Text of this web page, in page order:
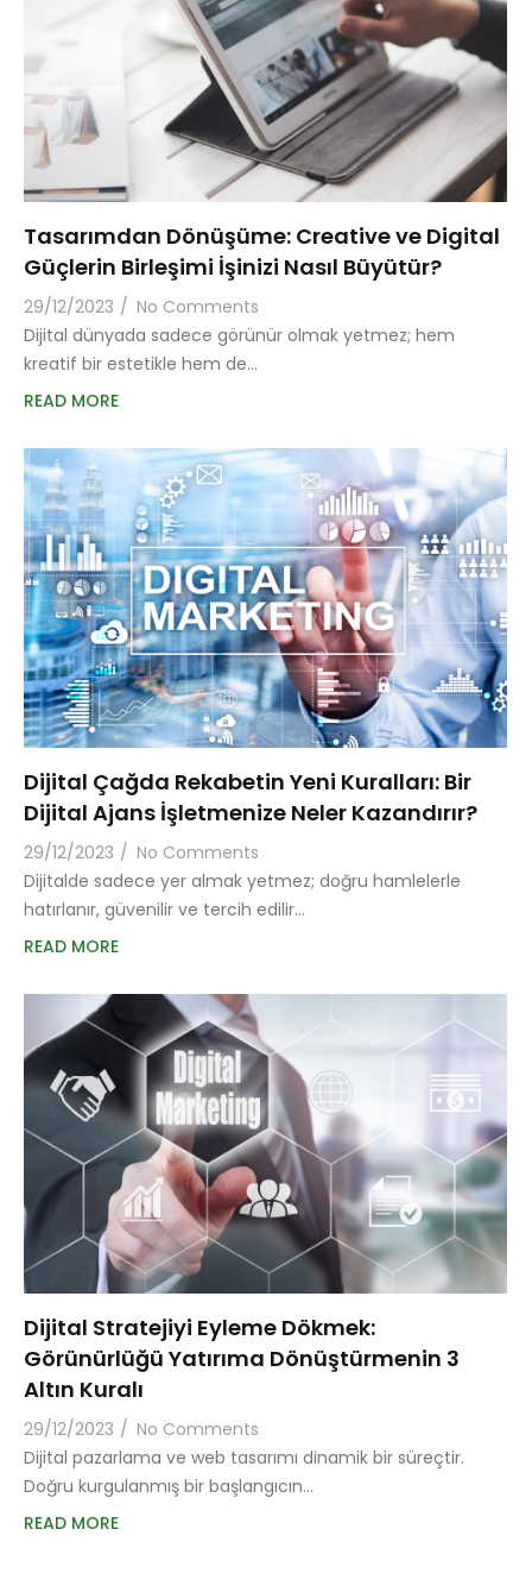
Tasarımdan Dönüşüme: Creative ve Digital
Güçlerin Birleşimi İşinizi Nasıl Büyütür?
29/12/2023 / No Comments
Dijital dünyada sadece görünür olmak yetmez; hem
kreatif bir estetikle hem de…
READ MORE
Dijital Çağda Rekabetin Yeni Kuralları: Bir
Dijital Ajans İşletmenize Neler Kazandırır?
29/12/2023 / No Comments
Dijitalde sadece yer almak yetmez; doğru hamlelerle
hatırlanır, güvenilir ve tercih edilir…
READ MORE
Dijital Stratejiyi Eyleme Dökmek:
Görünürlüğü Yatırıma Dönüştürmenin 3
Altın Kuralı
29/12/2023 / No Comments
Dijital pazarlama ve web tasarımı dinamik bir süreçtir.
Doğru kurgulanmış bir başlangıcın…
READ MORE